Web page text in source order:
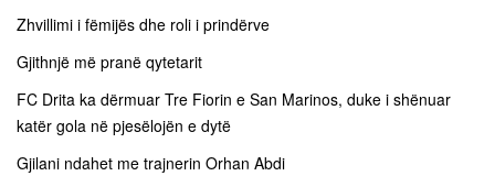
Zhvillimi i fëmijës dhe roli i prindërve
Gjithnjë më pranë qytetarit
FC Drita ka dërmuar Tre Fiorin e San Marinos, duke i shënuar
katër gola në pjesëlojën e dytë
Gjilani ndahet me trajnerin Orhan Abdi